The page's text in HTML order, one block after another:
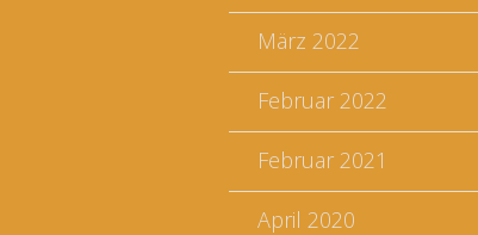
März 2022
Februar 2022
Februar 2021
April 2020